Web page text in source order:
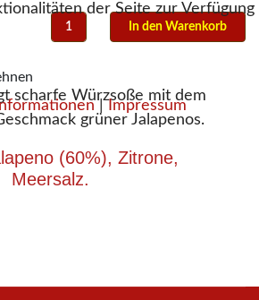
scharfe Würzsoße mit dem
grüner Jalapenos.
(60%), Zitrone,
Meersalz.
der Seite zur Verfügung
|Impressum